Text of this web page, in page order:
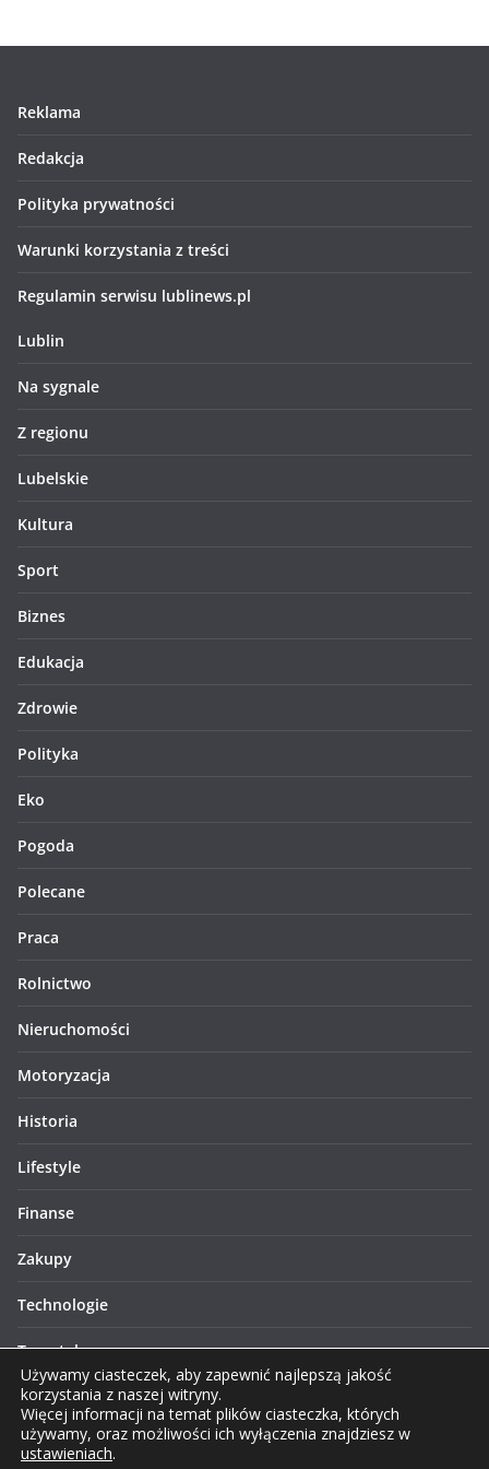
Reklama
Redakcja
Polityka prywatności
Warunki korzystania z treści
Regulamin serwisu lublinews.pl
Lublin
Na sygnale
Z regionu
Lubelskie
Kultura
Sport
Biznes
Edukacja
Zdrowie
Polityka
Eko
Pogoda
Polecane
Praca
Rolnictwo
Nieruchomości
Motoryzacja
Historia
Lifestyle
Finanse
Zakupy
Technologie
Turystyka
Używamy ciasteczek, aby zapewnić najlepszą jakość
korzystania z naszej witryny.
Więcej informacji na temat plików ciasteczka, których
używamy, oraz możliwości ich wyłączenia znajdziesz w
ustawieniach.